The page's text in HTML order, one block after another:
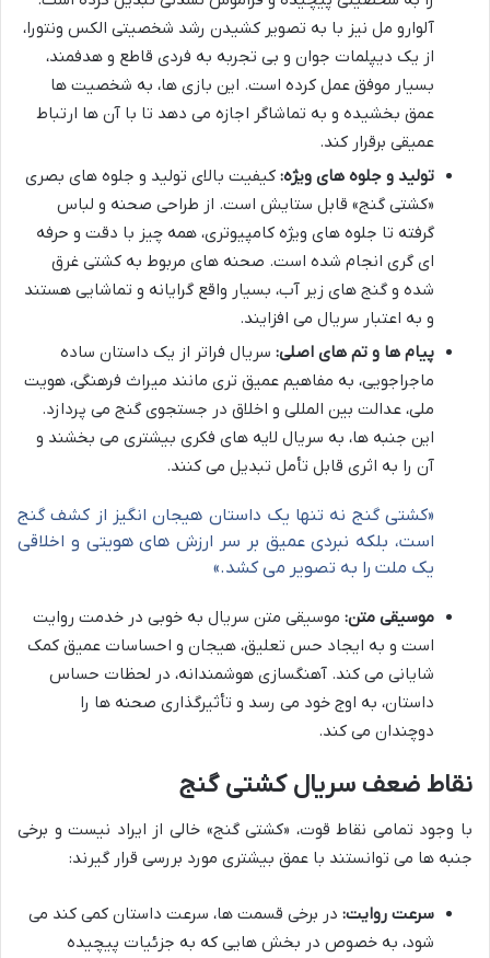
آلوارو مل نیز با به تصویر کشیدن رشد شخصیتی الکس ونتورا،
از یک دیپلمات جوان و بی تجربه به فردی قاطع و هدفمند،
بسیار موفق عمل کرده است. این بازی ها، به شخصیت ها
عمق بخشیده و به تماشاگر اجازه می دهد تا با آن ها ارتباط
عمیقی برقرار کند.
تولید و جلوه های ویژه: کیفیت بالای تولید و جلوه های بصری
«کشتی گنج» قابل ستایش است. از طراحی صحنه و لباس
گرفته تا جلوه های ویژه کامپیوتری، همه چیز با دقت و حرفه
ای گری انجام شده است. صحنه های مربوط به کشتی غرق
شده و گنج های زیر آب، بسیار واقع گرایانه و تماشایی هستند
و به اعتبار سریال می افزایند.
پیام ها و تم های اصلی: سریال فراتر از یک داستان ساده
ماجراجویی، به مفاهیم عمیق تری مانند میراث فرهنگی، هویت
ملی، عدالت بین المللی و اخلاق در جستجوی گنج می پردازد.
این جنبه ها، به سریال لایه های فکری بیشتری می بخشند و
آن را به اثری قابل تأمل تبدیل می کنند.
«کشتی گنج نه تنها یک داستان هیجان انگیز از کشف گنج
است، بلکه نبردی عمیق بر سر ارزش های هویتی و اخلاقی
یک ملت را به تصویر می کشد.»
موسیقی متن: موسیقی متن سریال به خوبی در خدمت روایت
است و به ایجاد حس تعلیق، هیجان و احساسات عمیق کمک
شایانی می کند. آهنگسازی هوشمندانه، در لحظات حساس
داستان، به اوج خود می رسد و تأثیرگذاری صحنه ها را
دوچندان می کند.
نقاط ضعف سریال کشتی گنج
با وجود تمامی نقاط قوت، «کشتی گنج» خالی از ایراد نیست و برخی
جنبه ها می توانستند با عمق بیشتری مورد بررسی قرار گیرند:
سرعت روایت: در برخی قسمت ها، سرعت داستان کمی کند می
شود، به خصوص در بخش هایی که به جزئیات پیچیده